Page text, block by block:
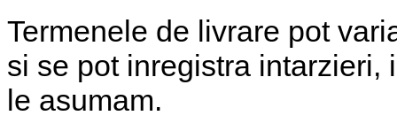
Termenele de livrare pot
si se pot inregistra intarzieri,
le asumam.